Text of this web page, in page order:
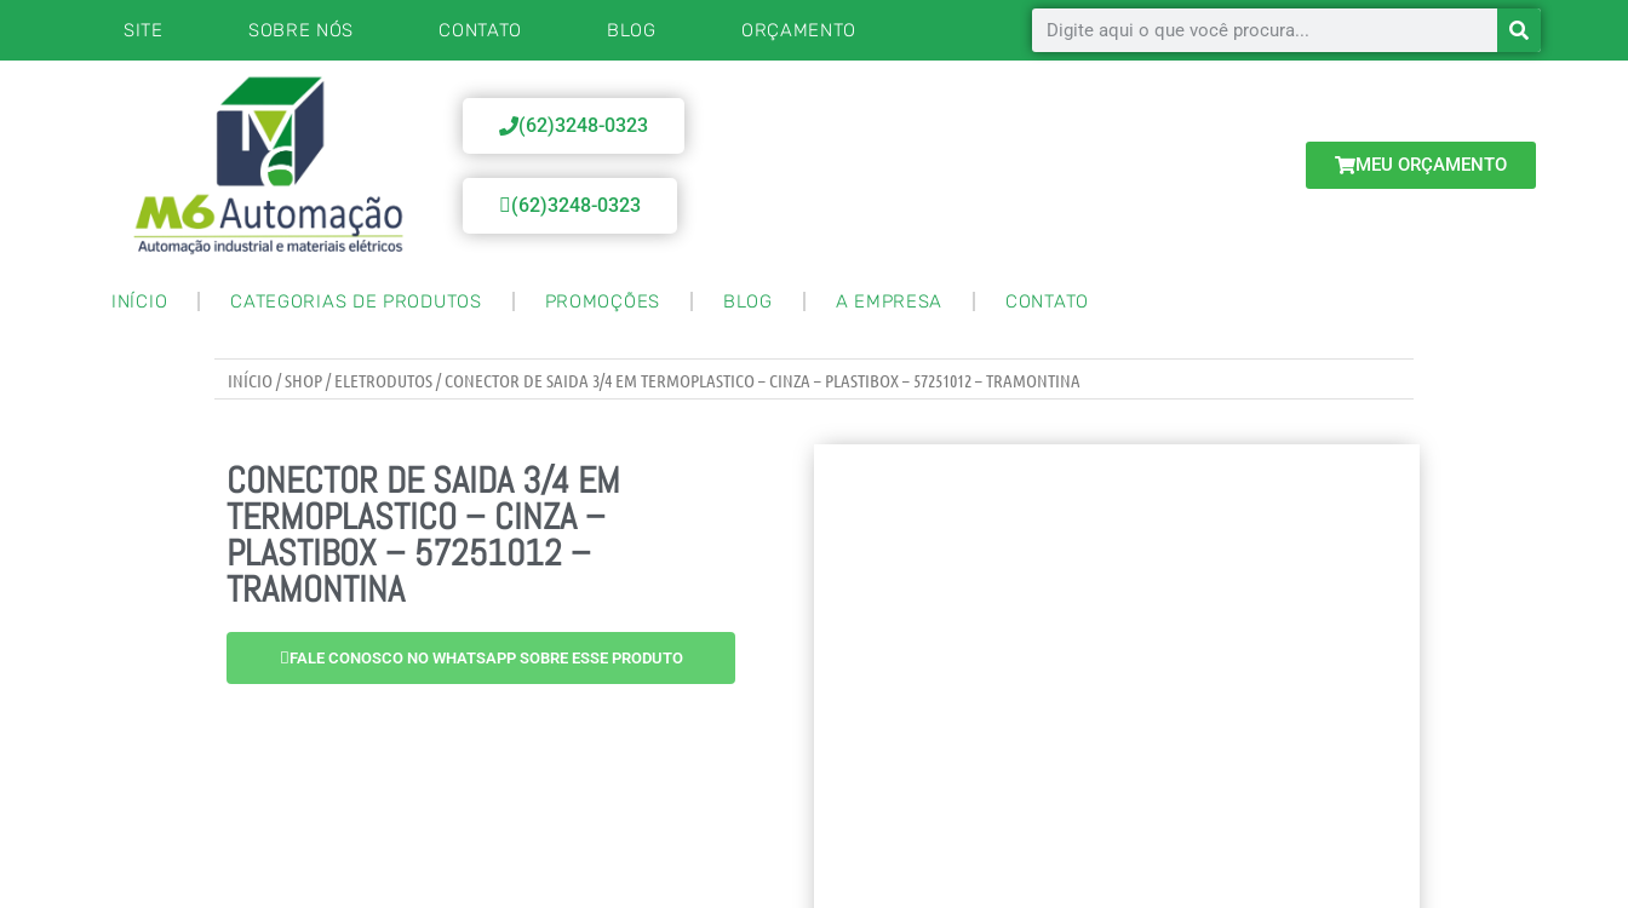
SITE SOBRE NÓS CONTATO BLOG ORÇAMENTO
(62)3248-0323
(62)3248-0323
MEU ORÇAMENTO
INÍCIO CATEGORIAS DE PRODUTOS PROMOÇÕES BLOG A EMPRESA CONTATO
INÍCIO/SHOP/ELETRODUTOS/ CONECTOR DE SAIDA 3/4 EM TERMOPLASTICO – CINZA – PLASTIBOX – 57251012 – TRAMONTINA
CONECTOR DE SAIDA 3/4 EM
TERMOPLASTICO – CINZA –
PLASTIBOX – 57251012 –
TRAMONTINA
FALE CONOSCO NO WHATSAPP SOBRE ESSE PRODUTO